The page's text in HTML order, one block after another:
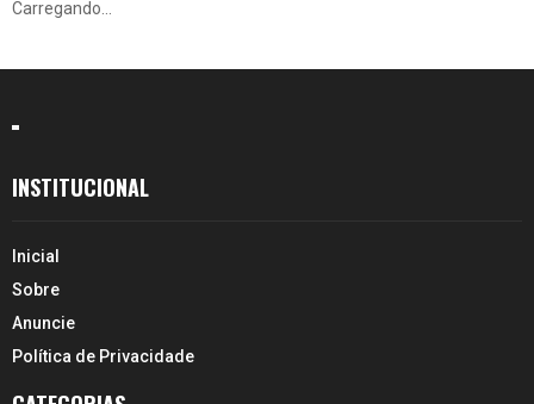
Carregando...
INSTITUCIONAL
Inicial
Sobre
Anuncie
Política de Privacidade